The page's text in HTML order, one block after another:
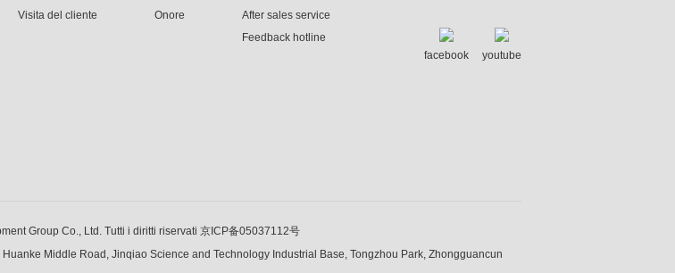
Visita del cliente
Onore
After sales service
Feedback hotline
facebook
youtube
Group Co., Ltd. Tutti i diritti riservati 京ICP备05037112号
Middle Road, Jinqiao Science and Technology Industrial Base, Tongzhou Park, Zhongguancun